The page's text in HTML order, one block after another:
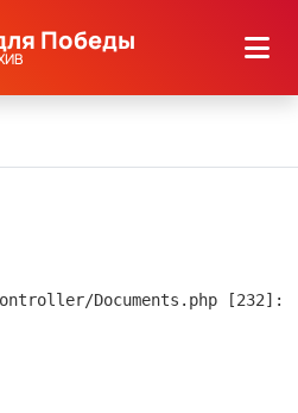
Победы
Controller/Documents.php